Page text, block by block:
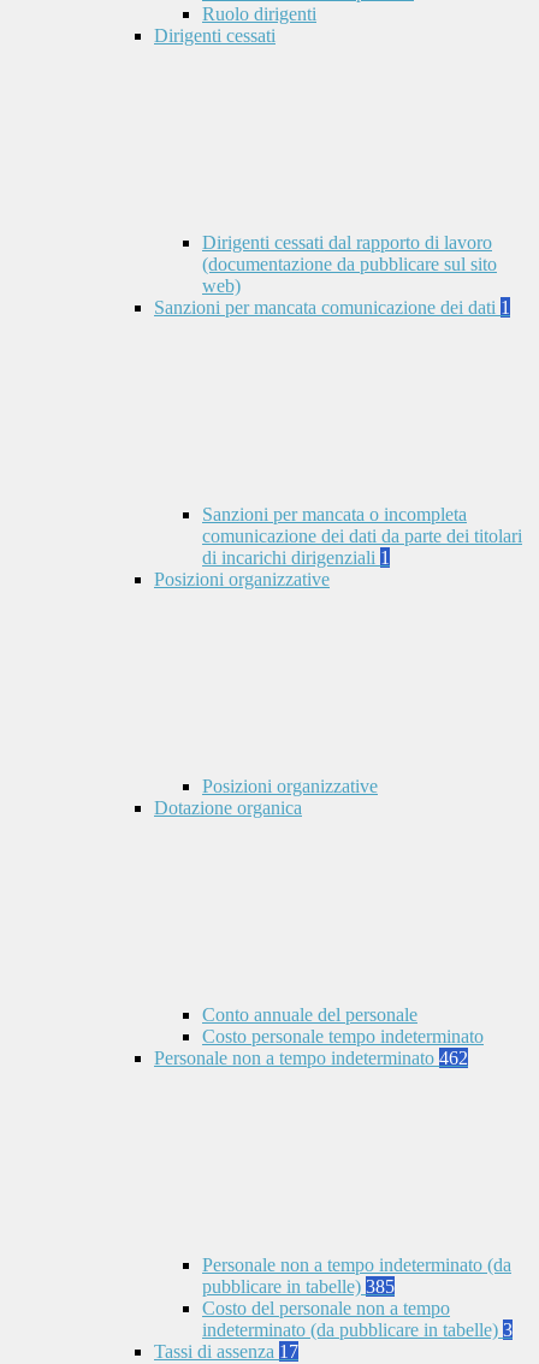
Ruolo dirigenti
Dirigenti cessati
Dirigenti cessati dal rapporto di lavoro
(documentazione da pubblicare sul sito
web)
Sanzioni per mancata comunicazione dei dati 1
Sanzioni per mancata o incompleta
comunicazione dei dati da parte dei titolari
di incarichi dirigenziali 1
Posizioni organizzative
Posizioni organizzative
Dotazione organica
Conto annuale del personale
Costo personale tempo indeterminato
Personale non a tempo indeterminato 462
Personale non a tempo indeterminato (da
pubblicare in tabelle) 385
Costo del personale non a tempo
indeterminato (da pubblicare in tabelle) 3
Tassi di assenza 17